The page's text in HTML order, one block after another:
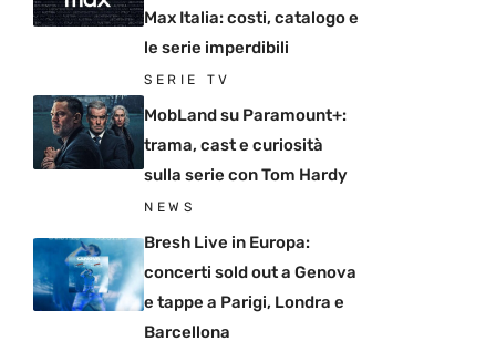
Max Italia: costi, catalogo e
le serie imperdibili
SERIE TV
MobLand su Paramount+:
trama, cast e curiosità
sulla serie con Tom Hardy
NEWS
Bresh Live in Europa:
concerti sold out a Genova
e tappe a Parigi, Londra e
Barcellona